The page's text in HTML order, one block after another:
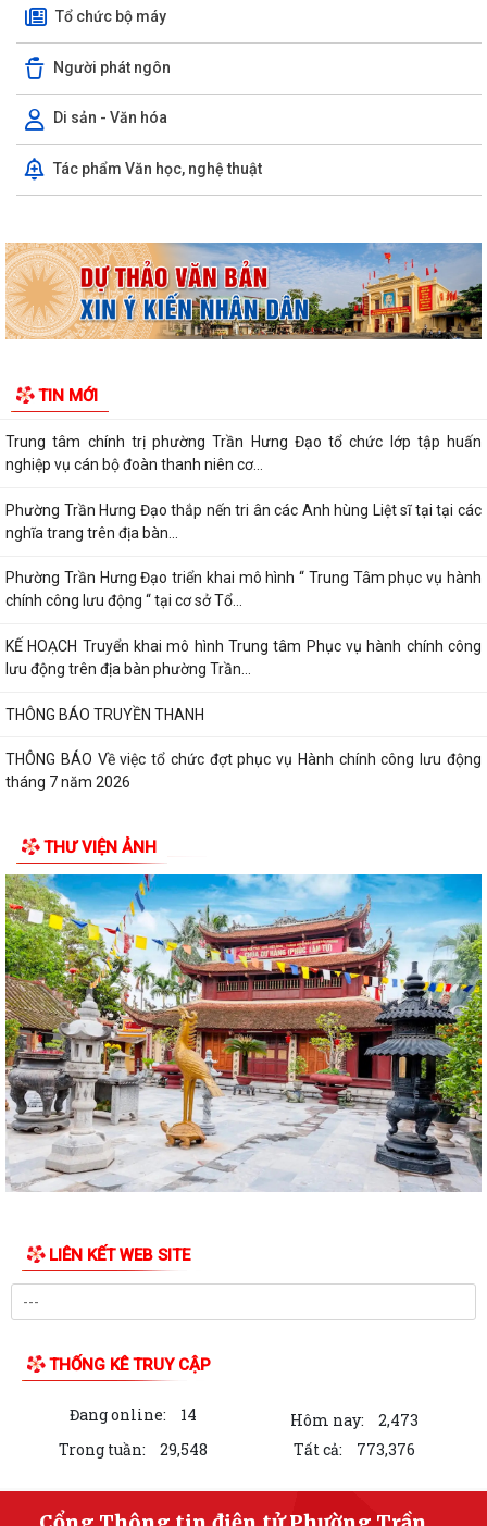
Tổ chức bộ máy
Người phát ngôn
Di sản - Văn hóa
Tác phẩm Văn học, nghệ thuật
TIN MỚI
Kỳ họp thứ ba (kỳ họp thường lệ giữa năm 2026) Hội đồng nhân dân
phường Trần Hưng Đạo khóa II,...
Phường Trần Hưng Đạo tham dự hội nghị toàn quốc nghiên cứu, học
tập, quán triệt và triển khai thực...
Khai mạc giải bóng đá U13 phường Trần Hưng Đạo hè năm 2026.
Hưng Đạo tiếp xúc đối thoại trực...
Trung tâm chính trị phường Trần Hưng Đạo tổ chức lớp tập huấn
nghiệp vụ cán bộ đoàn thanh niên cơ...
Phường Trần Hưng Đạo thắp nến tri ân các Anh hùng Liệt sĩ tại tại các
nghĩa trang trên địa bàn...
Phường Trần Hưng Đạo triển khai mô hình “ Trung Tâm phục vụ hành
chính công lưu động “ tại cơ sở Tổ...
KẾ HOẠCH Truyển khai mô hình Trung tâm Phục vụ hành chính công
lưu động trên địa bàn phường Trần...
THÔNG BÁO TRUYỀN THANH
THÔNG BÁO Về việc tổ chức đợt phục vụ Hành chính công lưu động
tháng 7 năm 2026
tâm thần Hải Dương nhân dịp 79...
Đồng chí Vũ Thị Hiên, Phó bí thư thường trực Đảng ủy phường Trần
Hưng Đạo thăm, tặng quà nhân Ngày...
Phường Trần Hưng Đạo triển khai lấy mẫu ADN các phần mộ liệt sĩ vô
danh tại Nghĩa trang Liệt Lê Lợi...
Đ/c Nguyễn Minh Thắng Bí thư Đảng ủy- Chủ tịch HĐND phường Trần
Hưng Đạo thăm, tặng quà gia đình...
Hơn 30 cán bộ, hội viên chữ thập đỏ trên địa bàn phường Trần Hưng
Đạo được tập huấn kỹ năng sơ cấp...
QUYẾT ĐỊNH Về việc công bố Danh mục thủ tục hành chính mới ban
hành, bị bãi bỏ thuộc phạm vi chức...
tặng quà các gia đình chính sách...
QUYẾT ĐỊNH Về việc công bố danh mục thủ tục hành chính ban hành
QUYẾT ĐỊNH Về việc công bố danh mục thủ tục hành chính ban hành
QUYẾT ĐỊNH Về việc công bố danh mục thủ tục hành chính được sửa
đổi, bổ sung lĩnh vực phòng bệnh...
Phường Trần Hưng Đạo ra quân “chiến dịch mùa hè số”, hỗ trợ người
THƯ VIỆN ẢNH
LIÊN KẾT WEB SITE
THỐNG KÊ TRUY CẬP
Đang online: 14 Hôm nay:
2,473
Trong tuần:
29,548 Tất cả: 773,376